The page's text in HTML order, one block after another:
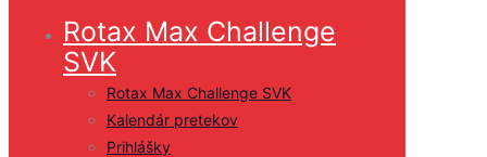
Rotax Max Challenge
SVK
Rotax Max Challenge SVK
Kalendár pretekov
Prihlášky